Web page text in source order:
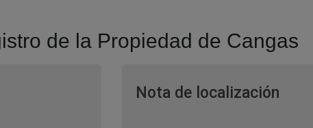
de la Propiedad de Cangas
Nota de localización